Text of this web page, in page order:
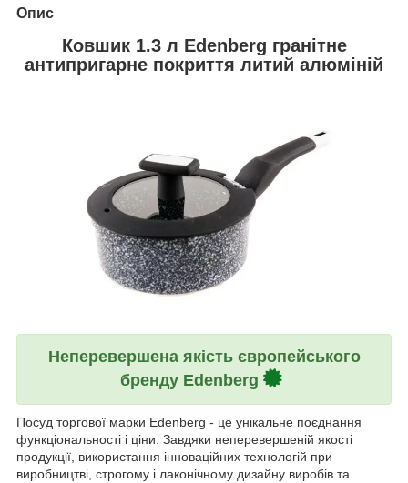
Опис
Ковшик 1.3 л Edenberg гранітне
антипригарне покриття литий алюміній
Неперевершена якість європейського
бренду Edenberg
Посуд торгової марки Edenberg - це унікальне поєднання
функціональності і ціни. Завдяки неперевершеній якості
продукції, використання інноваційних технологій при
виробництві, строгому і лаконічному дизайну виробів та